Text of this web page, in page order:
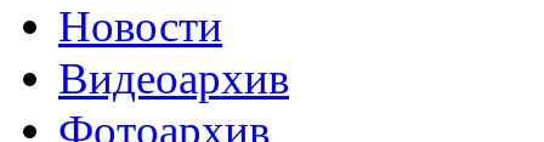
Новости
Видеоархив
Фотоархив